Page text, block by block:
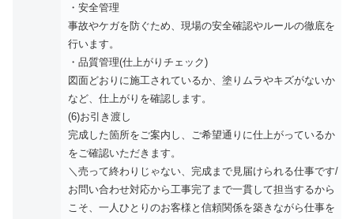
・安全管理
事故やケガを防ぐため、現場の安全確認やルールの徹底を
行います。
・品質管理(仕上がりチェック)
図面どおりに施工されているか、塗りムラやキズがないか
など、仕上がりを確認します。
(6)お引き渡し
完成した箇所をご案内し、ご希望通りに仕上がっているか
をご確認いただきます。
＼売って終わりじゃない、完成まで見届けられる仕事です/
お問い合わせ対応から工事完了まで一貫して担当するから
こそ、一人ひとりのお客様と信頼関係を築きながら仕事を